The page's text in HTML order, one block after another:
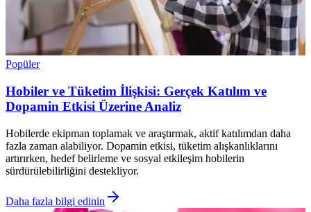
Popüler
Hobiler ve Tüketim İlişkisi: Gerçek Katılım ve
Dopamin Etkisi Üzerine Analiz
Hobilerde ekipman toplamak ve araştırmak, aktif katılımdan daha
fazla zaman alabiliyor. Dopamin etkisi, tüketim alışkanlıklarını
artırırken, hedef belirleme ve sosyal etkileşim hobilerin
sürdürülebilirliğini destekliyor.
Daha fazla bilgi edinin